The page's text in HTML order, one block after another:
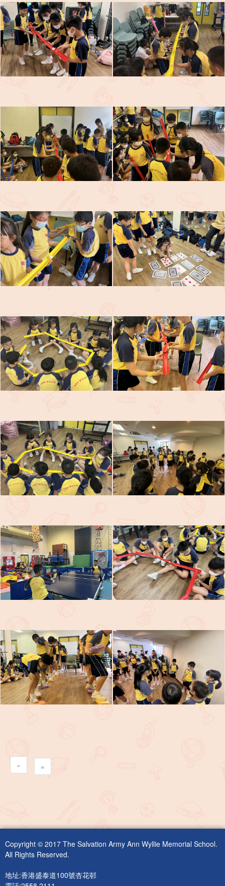
« »
Copyright © 2017 The Salvation Army Ann Wyllie Memorial School.
All Rights Reserved.
地址:香港盛泰道100號杏花邨